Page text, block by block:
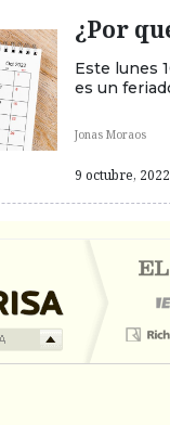
¿Por
Este lunes
es un
Jonas Moraos
9 octubre,